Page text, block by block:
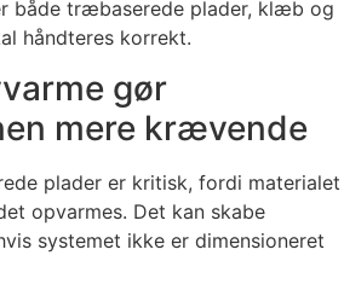
både træbaserede plader, klæb og
håndteres korrekt.
gør
mere krævende
plader er kritisk, fordi materialet
opvarmes. Det kan skabe
systemet ikke er dimensioneret